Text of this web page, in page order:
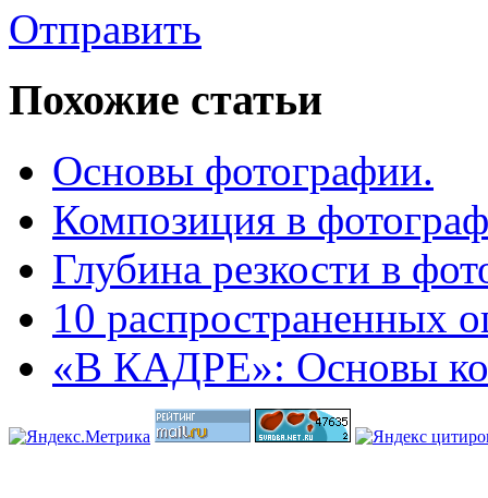
Отправить
Похожие статьи
Основы фотографии.
Композиция в
Глубина резкости в
10 распространенных
«В КАДРЕ»: Основы